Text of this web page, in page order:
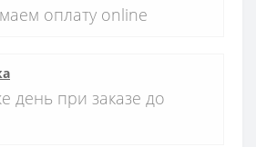
оплату online
день при заказе до